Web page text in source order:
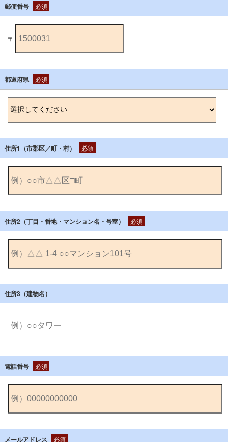
郵便番号 必須
〒
都道府県 必須
住所1（市郡区／町・村） 必須
住所2（丁目・番地・マンション名・号室） 必須
住所3（建物名）
電話番号 必須
メールアドレス 必須